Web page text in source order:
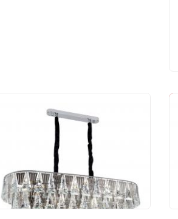
Подвесной светильник
Modelux ML.313.10 CR
75 000 руб.